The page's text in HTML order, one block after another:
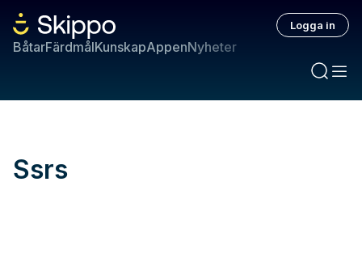
BåtarFärdmålKunskapAppenNyheter
Logga in
Ssrs